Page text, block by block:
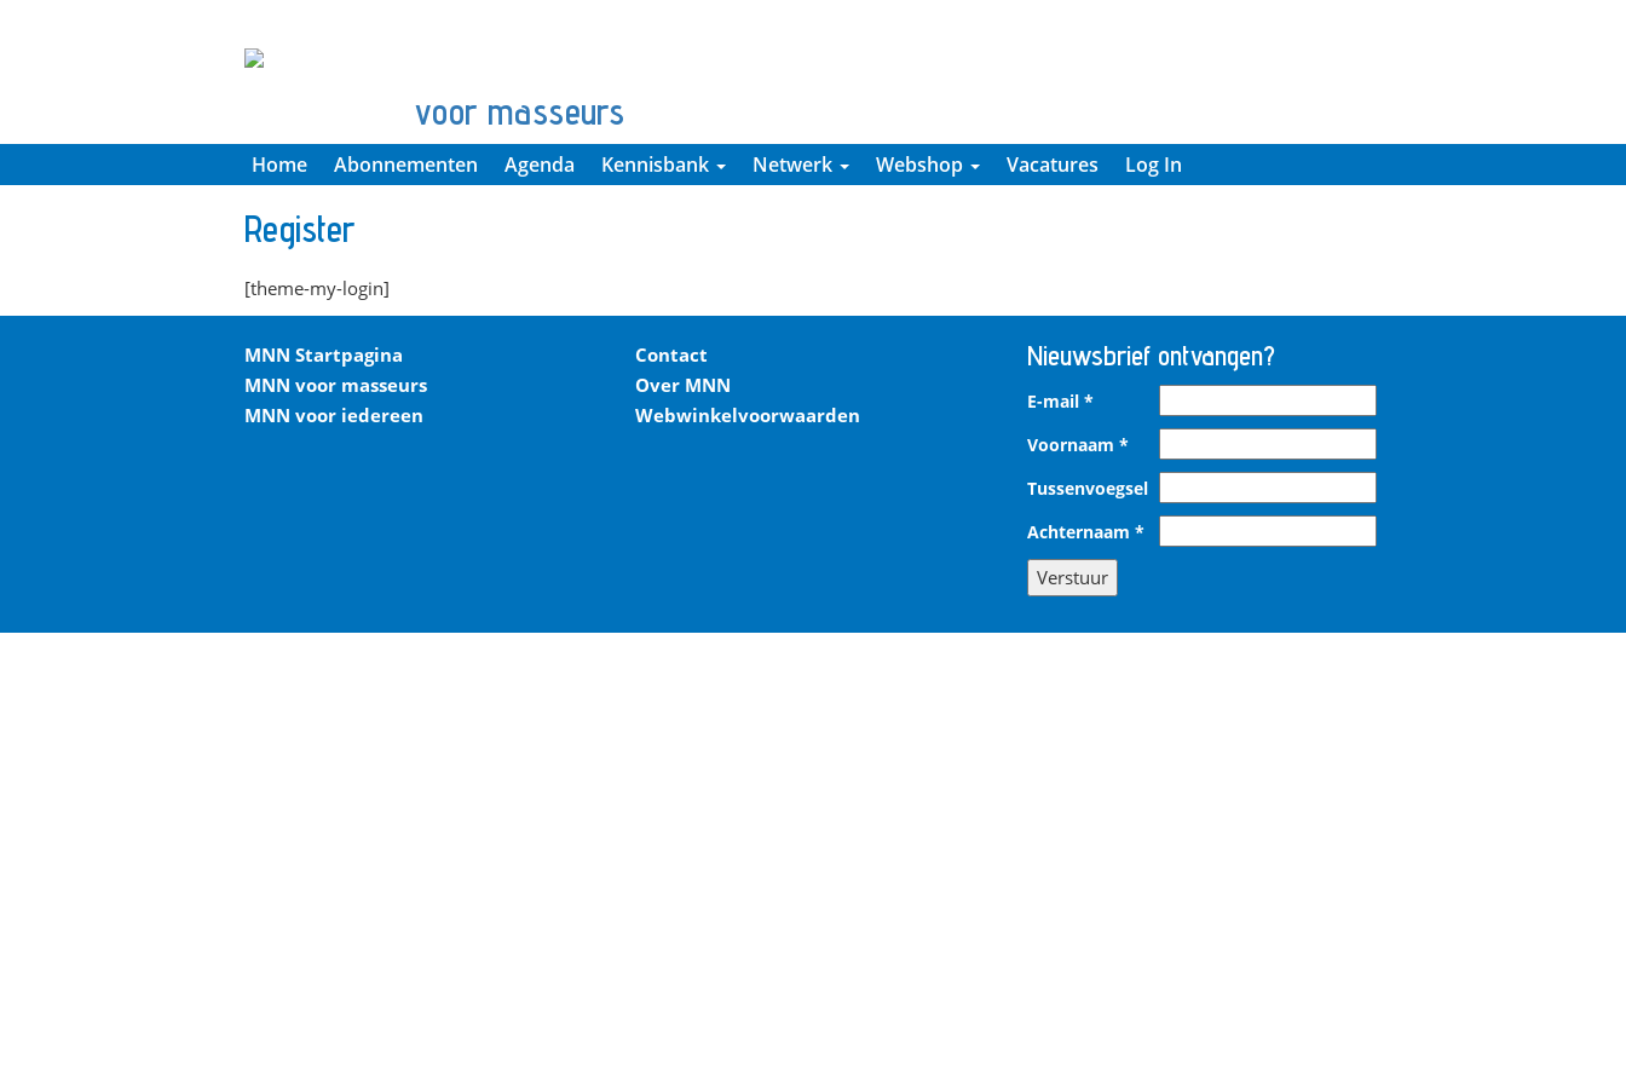
voor masseurs
Home Abonnementen Agenda Kennisbank Netwerk Webshop Vacatures Log In
Register
[theme-my-login]
MNN Startpagina
MNN voor masseurs
MNN voor iedereen
Contact
Over MNN
Webwinkelvoorwaarden
Nieuwsbrief ontvangen?
E-mail *
Voornaam *
Tussenvoegsel
Achternaam *